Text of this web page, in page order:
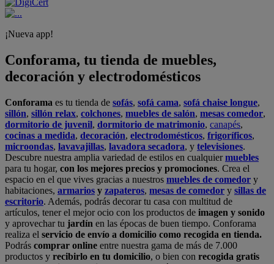
¡Nueva app!
Conforama, tu tienda de muebles,
decoración y electrodomésticos
Conforama es tu tienda de sofás, sofá cama, sofá chaise longue,
sillón, sillón relax, colchones, muebles de salón, mesas comedor,
dormitorio de juvenil, dormitorio de matrimonio, canapés,
cocinas a medida, decoración, electrodomésticos, frigoríficos,
microondas, lavavajillas, lavadora secadora, y televisiones.
Descubre nuestra amplia variedad de estilos en cualquiermuebles
para tu hogar, con los mejores precios y promociones. Crea el
espacio en el que vives gracias a nuestros muebles de comedor y
habitaciones, armarios y zapateros, mesas de comedor y sillas de
escritorio. Además, podrás decorar tu casa con multitud de
artículos, tener el mejor ocio con los productos de imagen y sonido
y aprovechar tu jardín en las épocas de buen tiempo. Conforama
realiza el servicio de envío a domicilio como recogida en tienda.
Podrás comprar online entre nuestra gama de más de 7.000
productos y recibirlo en tu domicilio, o bien con recogida gratis